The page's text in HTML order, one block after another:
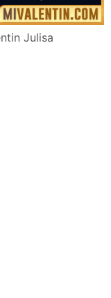
Julisa